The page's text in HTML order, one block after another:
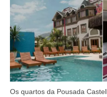
Os quartos da Pousada